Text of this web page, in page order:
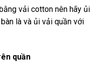
vải cotton nên hãy ủi
là và ủi vải quần với
quần